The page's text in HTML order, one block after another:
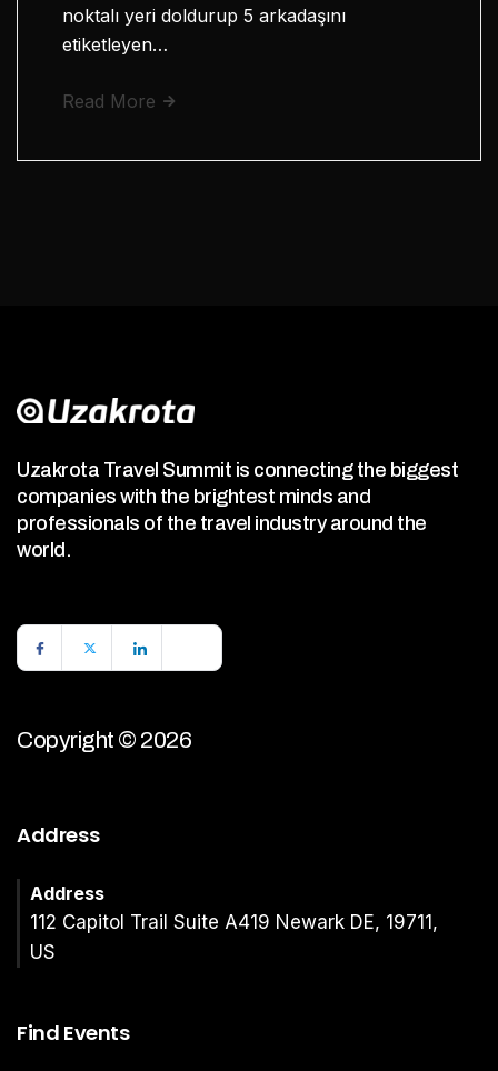
noktalı yeri doldurup 5 arkadaşını
etiketleyen…
Read More
Uzakrota Travel Summit is connecting the biggest
companies with the brightest minds and
professionals of the travel industry around the
world.
Copyright © 2026
Address
Address
112 Capitol Trail Suite A419 Newark DE, 19711,
US
Find Events